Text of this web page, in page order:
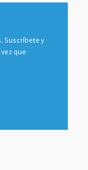
Suscríbete y
que